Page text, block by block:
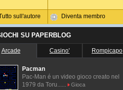
sull'autore Diventa membro
SU PAPERBLOG
Arcade Casino' Rompicapo
Pacman
Pac-Man é un video gioco creato nel
1979 da Toru......
Gioca